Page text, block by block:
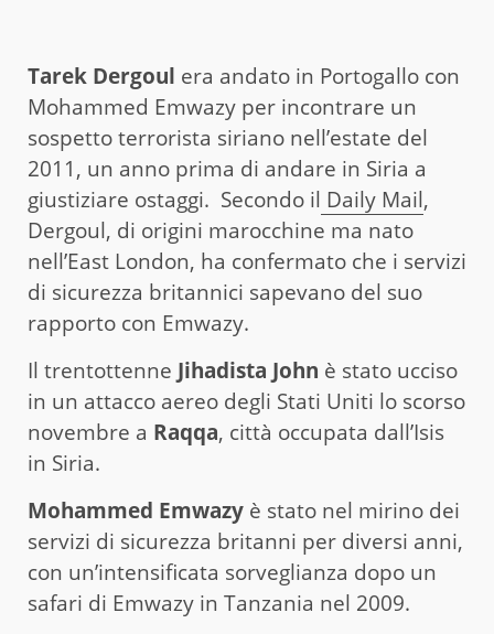
Tarek Dergoul era andato in Portogallo con
Mohammed Emwazy per incontrare un
sospetto terrorista siriano nell’estate del
2011, un anno prima di andare in Siria a
giustiziare ostaggi. Secondo il Daily Mail,
Dergoul, di origini marocchine ma nato
nell’East London, ha confermato che i servizi
di sicurezza britannici sapevano del suo
rapporto con Emwazy.
Il trentottenne Jihadista John è stato ucciso
in un attacco aereo degli Stati Uniti lo scorso
novembre a Raqqa, città occupata dall’Isis
in Siria.
Mohammed Emwazy è stato nel mirino dei
servizi di sicurezza britanni per diversi anni,
con un’intensificata sorveglianza dopo un
safari di Emwazy in Tanzania nel 2009.